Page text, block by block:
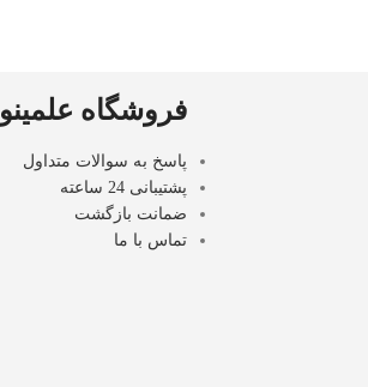
فروشگاه علمینو
پاسخ به سوالات متداول
پشتیبانی 24 ساعته
ضمانت بازگشت
تماس با ما